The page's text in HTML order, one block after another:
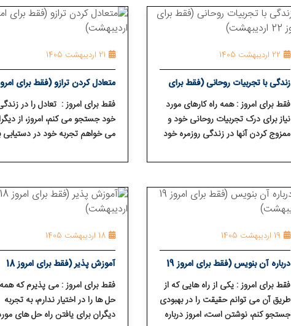
22 اردیبهشت 1405
زندگی با تجربیات روحانی (فقط برای
امروز 22 اردیبهشت)
فقط برای امروز : همه راه کار⁯های مورد
نیاز برای درک تجربیات روحانی خود و
ممزوج کردن آنها در زندگی روزمره خود
21 اردیبهشت 1405
اردیبهشت)
فقط برای امروز : تعادل را در
خود جستجو می ⁯کنم، امروز، از
می ⁯خواهم تجربه خود در دستیابی
19 اردیبهشت 1405
درباره آن بنویس (فقط برای امروز 19
اردیبهشت)
فقط برای امروز : یکی از راه هایی که از
طریق آن می ⁯توانم حقیقت را در بهبودی
جستجو کنم، نوشتن است، امروز درباره
18 اردیبهشت 1405
آموزش⁯ پذیر (فقط برای امروز 18
اردیبهشت)
فقط برای امروز : می⁯ پذیرم که همه
حل ⁯ها را در اختیار ندارم، به تجربه
دیگران برای یافتن راه حل⁯ های